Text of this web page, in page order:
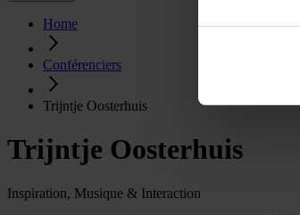
Home
Conférenciers
Trijntje Oosterhuis
Trijntje Oosterhuis
Inspiration, Musique & Interaction